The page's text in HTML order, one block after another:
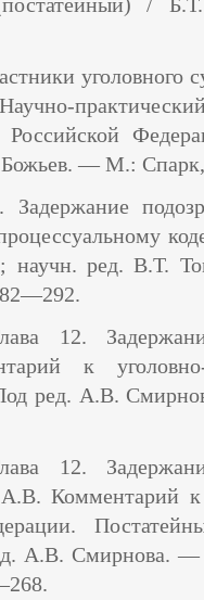
уголовного
Российской
Божьев. — М.:
научн. ред. В.Т.
12.
к уголовно-
ред. А.В.
12.
Комментарий к
А.В. Смирнова.